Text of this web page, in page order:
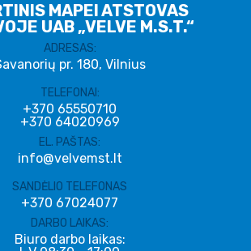
MAPEI ATSTOVAS
UAB „VELVE M.S.T.“
ADRESAS:
pr. 180, Vilnius
TELEFONAI:
+370 65550710
+370 64020969
EL. PAŠTAS:
info@velvemst.lt
SANDĖLIO TELEFONAS
+370 67024077
DARBO LAIKAS:
Biuro darbo laikas: